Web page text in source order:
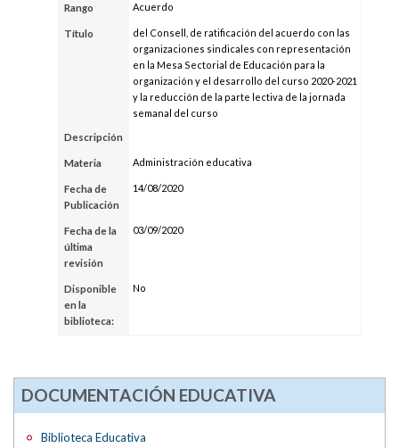
Rango Acuerdo
Título
del Consell, de ratificación del acuerdo con las
organizaciones sindicales con representación
en la Mesa Sectorial de Educación para la
organización y el desarrollo del curso 2020-2021
y la reducción de la parte lectiva de la jornada
semanal del curso
Descripción
Materia Administración educativa
Fecha de
Publicación
14/08/2020
Fecha de la
última
revisión
03/09/2020
Disponible
en la
biblioteca:
No
DOCUMENTACIÓN EDUCATIVA
Biblioteca Educativa